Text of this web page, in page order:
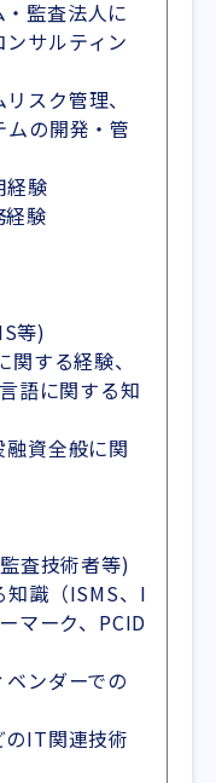
監査法人に
サルティン
スク管理、
の開発・管
経験
経験
等)
する経験、
語に関する知
融資全般に関
査技術者等)
知識（ISMS、I
マーク、PCID
ンダーでの
のIT関連技術